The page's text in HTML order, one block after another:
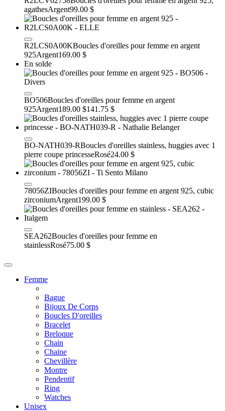
agathesArgent99.00 $
R2LCS0A00KBoucles d'oreilles pour femme en argent
925Argent169.00 $
En solde
BO506Boucles d'oreilles pour femme en argent
925Argent189.00 $141.75 $
BO-NATH039-RBoucles d'oreilles stainless, huggies avec 1
pierre coupe princesseRosé24.00 $
78056ZIBoucles d'oreilles pour femme en argent 925, cubic
zirconiumArgent199.00 $
SEA262Boucles d'oreilles pour femme en
stainlessRosé75.00 $
Femme
Bague
Bijoux De Corps
Boucles D'oreilles
Bracelet
Breloque
Chain
Chaine
Chevillère
Montre
Pendentif
Ring
Watches
Unisex